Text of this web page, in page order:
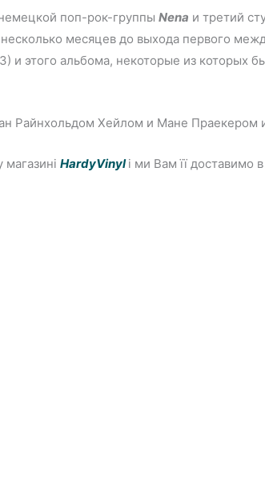
поп-рок-группыNena и третий
месяцев до выхода первого
этого альбома, некоторые из которых
Райнхольдом Хейлом и Мане Праекером
HardyVinyl і ми Вам її доставимо